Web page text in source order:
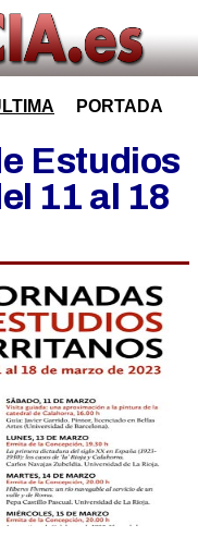
PORTADA
Estudios
11 al 18